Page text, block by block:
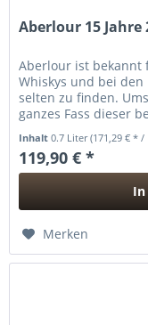
Aberlour 15 Jahre
Aberlour ist bekannt
Whiskys und bei
selten zu finden.
ganzes Fass dieser
Inhalt0.7 Liter(171,29 € * /
119,90 € *
Merken